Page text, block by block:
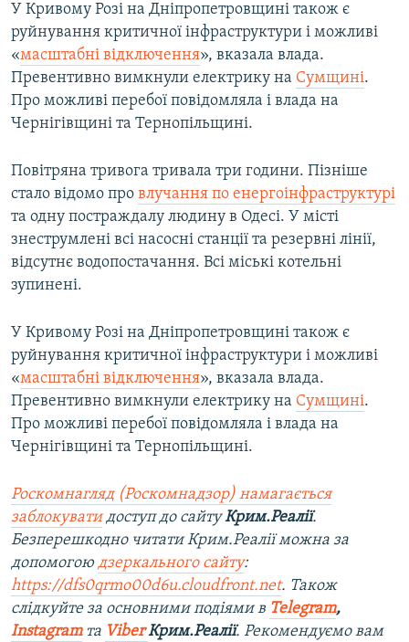
У Кривому Розі на Дніпропетровщині також є
руйнування критичної інфраструктури і можливі
«масштабні відключення», вказала влада.
Превентивно вимкнули електрику на Сумщині.
Про можливі перебої повідомляла і влада на
Чернігівщині та Тернопільщині.
Повітряна тривога тривала три години. Пізніше
стало відомо про влучання по енергоінфраструктурі
та одну постраждалу людину в Одесі. У місті
знеструмлені всі насосні станції та резервні лінії,
відсутнє водопостачання. Всі міські котельні
зупинені.
У Кривому Розі на Дніпропетровщині також є
руйнування критичної інфраструктури і можливі
«масштабні відключення», вказала влада.
Превентивно вимкнули електрику на Сумщині.
Про можливі перебої повідомляла і влада на
Чернігівщині та Тернопільщині.
Роскомнагляд (Роскомнадзор) намагається
заблокуватидоступ до сайтуКрим.Реалії.
Безперешкодно читати Крим.Реалії можна за
допомогою дзеркального сайту:
https://dfs0qrmo00d6u.cloudfront.net. Також
слідкуйте за основними подіями в Telegram,
Instagramта ViberКрим.Реалії. Рекомендуємо вам